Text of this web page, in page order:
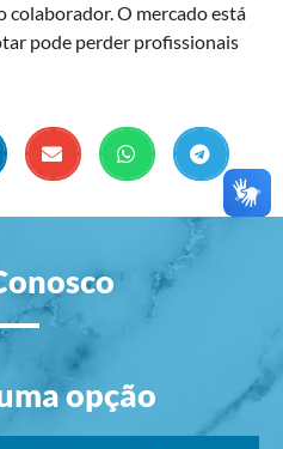
colaborador. O mercado está
pode perder profissionais
opção